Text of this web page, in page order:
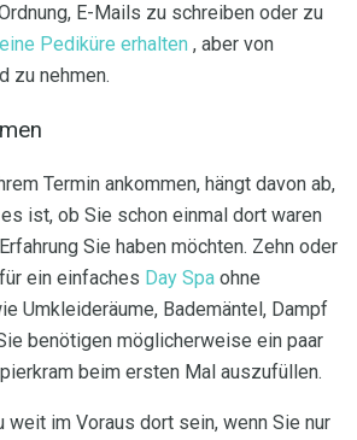
E-Mails zu schreiben oder zu
eine Pediküre erhalten , aber von
zu nehmen.
Termin ankommen, hängt davon ab,
ist, ob Sie schon einmal dort waren
Sie haben möchten. Zehn oder
ein einfaches Day Spa ohne
Umkleideräume, Bademäntel, Dampf
benötigen möglicherweise ein paar
beim ersten Mal auszufüllen.
weit im Voraus dort sein, wenn Sie nur